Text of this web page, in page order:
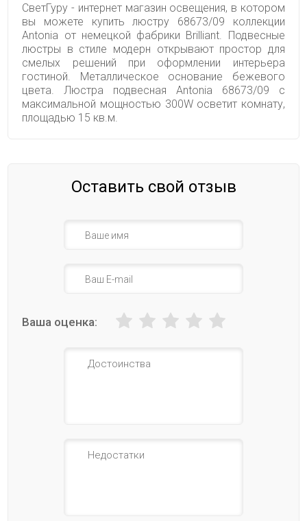
СветГуру - интернет магазин освещения, в котором
вы можете купить люстру 68673/09 коллекции
Antonia от немецкой фабрики Brilliant. Подвесные
люстры в стиле модерн открывают простор для
смелых решений при оформлении интерьера
гостиной. Металлическое основание бежевого
цвета. Люстра подвесная Antonia 68673/09 с
максимальной мощностью 300W осветит комнату,
площадью 15 кв.м.
Оставить свой отзыв
Ваша оценка: